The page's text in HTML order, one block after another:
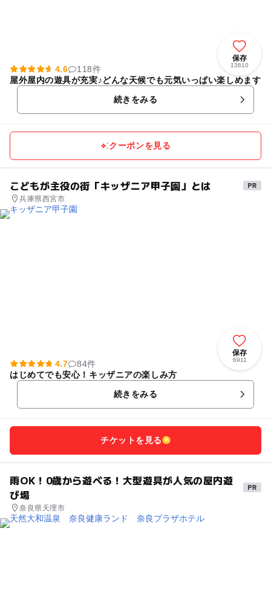
保存
13610
4.6
118件
屋外屋内の遊具が充実♪どんな天候でも元気いっぱい楽しめます
続きをみる
クーポンを見る
こどもが主役の街「キッザニア甲子園」とは
兵庫県西宮市
保存
6911
4.7
84件
はじめてでも安心！キッザニアの楽しみ方
続きをみる
チケットを見る
雨OK！0歳から遊べる！大型遊具が人気の屋内遊
び場
奈良県天理市